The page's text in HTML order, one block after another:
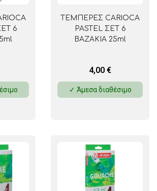
6
ΤΕΜΠΕΡΕΣ CARIOCA
PASTEL ΣΕΤ 6
ΒΑΖΑΚΙΑ 25ml
4,00 €
✓ Άμεσα διαθέσιμο